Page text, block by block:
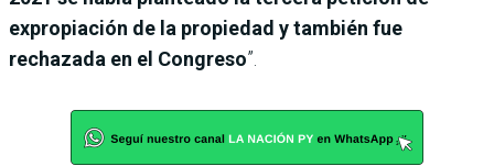
expropiación de la propiedad y también fue
rechazada en el Congreso”.